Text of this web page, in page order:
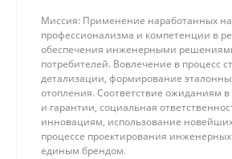
Миссия: Применение наработанных
профессионализма и компетенции в
обеспечения инженерными
потребителей. Вовлечение в процесс
детализации, формирование
отопления. Соответствие ожиданиям в
и гарантии, социальная
инновациям, использование
процессе проектирования
единым брендом.